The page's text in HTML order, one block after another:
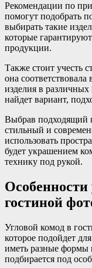
Рекомендации по
помогут подобрать
выбирать такие
которые
продукции.
Также стоит учесть
она
изделия в
найдет вариант,
Выбрав подходящий
стильный и
использовать
будет украшением
технику под рукой.
гостиной
Угловой комод в
которое подойдет
иметь разные формы
подбирается под